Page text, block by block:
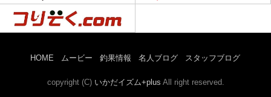
HOME ムービー 釣果情報 名人ブログ スタッフブログ
copyright (C) いかだイズム+plus All right reserved.